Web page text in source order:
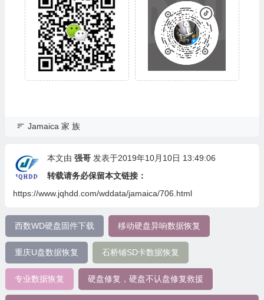
Jamaica 家 族
本文由 强哥 发表于2019年10月10日 13:49:06
转载请务必保留本文链接：
https://www.jqhdd.com/wddata/jamaica/706.html
西数WD硬盘固件下载 移动硬盘异响数据恢复
重庆U盘数据恢复 石桥铺SD卡数据恢复
专业数据恢复 硬盘修复，硬盘不认盘修复救援